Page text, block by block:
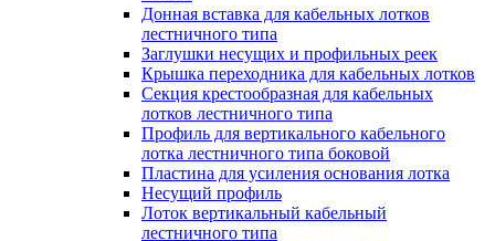
Донная вставка для кабельных лотков
лестничного типа
Заглушки несущих и профильных реек
Крышка переходника для кабельных лотков
Секция крестообразная для кабельных
лотков лестничного типа
Профиль для вертикального кабельного
лотка лестничного типа боковой
Пластина для усиления основания лотка
Несущий профиль
Лоток вертикальный кабельный
лестничного типа